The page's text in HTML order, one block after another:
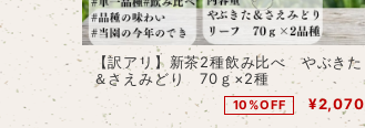
【訳アリ】新茶2種飲み比べ やぶきた
＆さえみどり 70ｇ×2種
10%OFF ¥2,070